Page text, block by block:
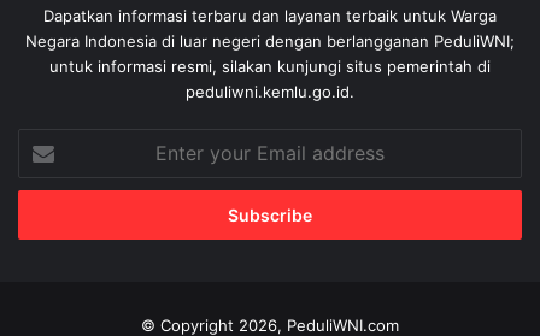
Dapatkan informasi terbaru dan layanan terbaik untuk Warga
Negara Indonesia di luar negeri dengan berlangganan PeduliWNI;
untuk informasi resmi, silakan kunjungi situs pemerintah di
peduliwni.kemlu.go.id.
your
Email
© Copyright 2026, PeduliWNI.com